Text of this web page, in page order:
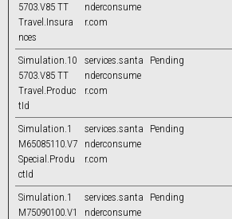
5703.V85 TT
Travel.Insura
nces
nderconsume
r.com
Simulation.10
5703.V85 TT
Travel.Produc
tId
services.santa
nderconsume
r.com
Pending
Simulation.1
M65085110.V7
Special.Produ
ctId
services.santa
nderconsume
r.com
Pending
Simulation.1
M75090100.V1
services.santa
nderconsume
Pending